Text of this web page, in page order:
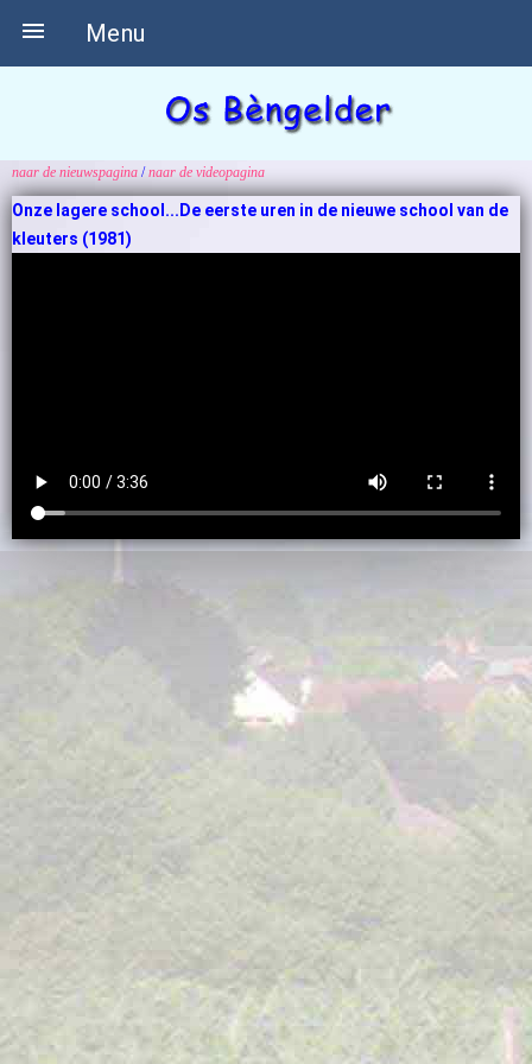
Menu

naar de nieuwspagina /naar de videopagina
Onze lagere school...De eerste uren in de nieuwe school van de
kleuters (1981)